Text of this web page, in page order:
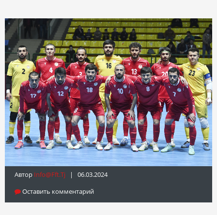
Автор Info@fft.tj | 06.03.2024
Оставить комментарий